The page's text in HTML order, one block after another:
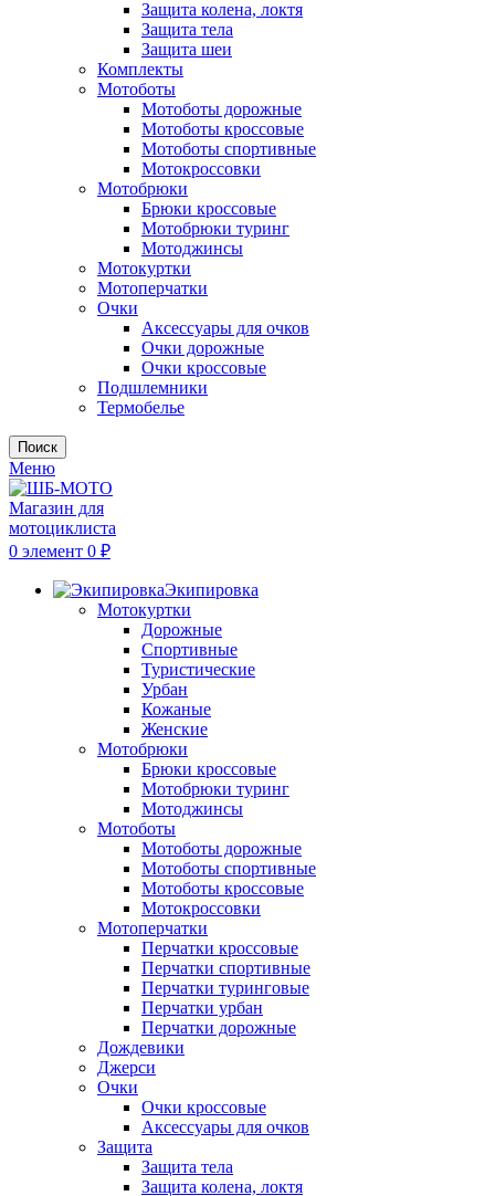
Защита колена, локтя
Защита тела
Защита шеи
Комплекты
Мотоботы
Мотоботы дорожные
Мотоботы кроссовые
Мотоботы спортивные
Мотокроссовки
Мотобрюки
Брюки кроссовые
Мотобрюки туринг
Мотоджинсы
Мотокуртки
Мотоперчатки
Очки
Аксессуары для очков
Очки дорожные
Очки кроссовые
Подшлемники
Термобелье
Поиск
Меню
0 элемент 0 ₽
Экипировка
Мотокуртки
Дорожные
Спортивные
Туристические
Урбан
Кожаные
Женские
Мотобрюки
Брюки кроссовые
Мотобрюки туринг
Мотоджинсы
Мотоботы
Мотоботы дорожные
Мотоботы спортивные
Мотоботы кроссовые
Мотокроссовки
Мотоперчатки
Перчатки кроссовые
Перчатки спортивные
Перчатки туринговые
Перчатки урбан
Перчатки дорожные
Дождевики
Джерси
Очки
Очки кроссовые
Аксессуары для очков
Защита
Защита тела
Защита колена, локтя